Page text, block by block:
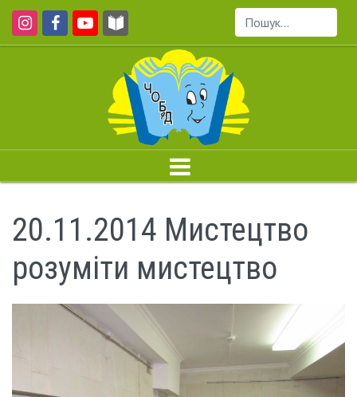
Пошук...
20.11.2014 Мистецтво
розуміти мистецтво